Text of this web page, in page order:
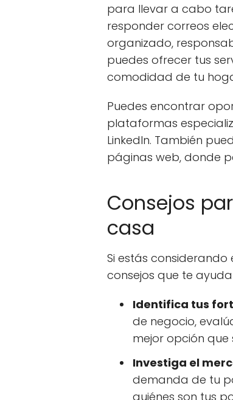
para llevar a cabo
responder correos
organizado,
puedes ofrecer tus
comodidad de tu
Puedes encontrar
plataformas
LinkedIn. También
páginas web, donde
Consejos
casa
Si estás
consejos que te
Identifica tus
de negocio,
mejor opción
Investiga el
demanda de tu
quiénes son tus